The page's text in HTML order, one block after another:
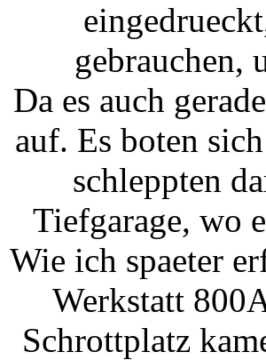
gebrauchen,
Da es auch
auf. Es boten
schleppten
Tiefgarage, wo
Wie ich spaeter
Werkstatt
Schrottplatz